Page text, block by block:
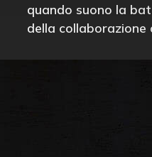
quando suono la
della collaborazione